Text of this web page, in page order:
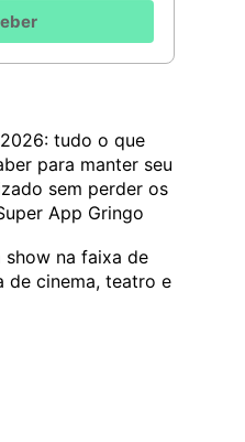
tudo o que
para manter seu
sem perder os
App Gringo
show na faixa de
de cinema, teatro e